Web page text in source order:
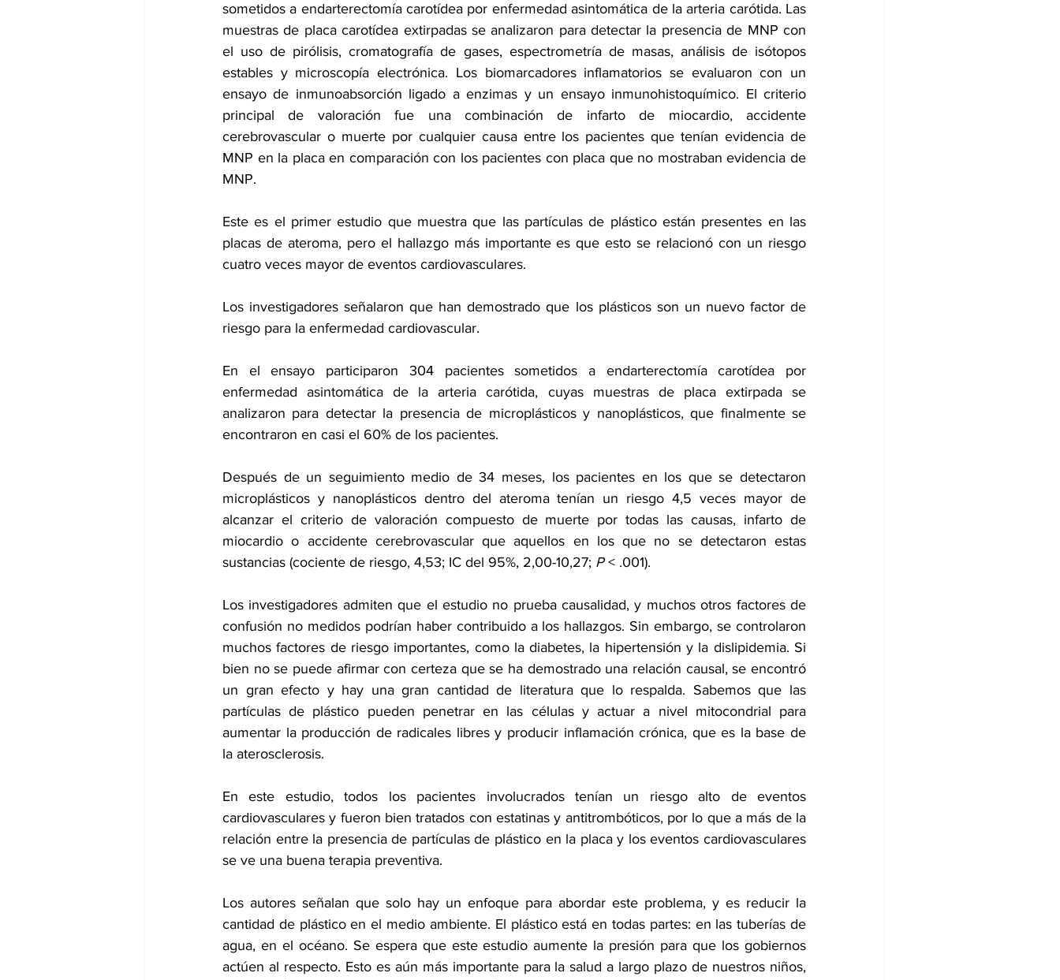
sometidos a endarterectomía carotídea por enfermedad asintomática de la arteria carótida. Las
muestras de placa carotídea extirpadas se analizaron para detectar la presencia de MNP con
el uso de pirólisis, cromatografía de gases, espectrometría de masas, análisis de isótopos
estables y microscopía electrónica. Los biomarcadores inflamatorios se evaluaron con un
ensayo de inmunoabsorción ligado a enzimas y un ensayo inmunohistoquímico. El criterio
principal de valoración fue una combinación de infarto de miocardio, accidente
cerebrovascular o muerte por cualquier causa entre los pacientes que tenían evidencia de
MNP en la placa en comparación con los pacientes con placa que no mostraban evidencia de
MNP.
Este es el primer estudio que muestra que las partículas de plástico están presentes en las
placas de ateroma, pero el hallazgo más importante es que esto se relacionó con un riesgo
cuatro veces mayor de eventos cardiovasculares.
Los investigadores señalaron que han demostrado que los plásticos son un nuevo factor de
riesgo para la enfermedad cardiovascular.
En el ensayo participaron 304 pacientes sometidos a endarterectomía carotídea por
enfermedad asintomática de la arteria carótida, cuyas muestras de placa extirpada se
analizaron para detectar la presencia de microplásticos y nanoplásticos, que finalmente se
encontraron en casi el 60% de los pacientes.
Después de un seguimiento medio de 34 meses, los pacientes en los que se detectaron
microplásticos y nanoplásticos dentro del ateroma tenían un riesgo 4,5 veces mayor de
alcanzar el criterio de valoración compuesto de muerte por todas las causas, infarto de
miocardio o accidente cerebrovascular que aquellos en los que no se detectaron estas
sustancias (cociente de riesgo, 4,53; IC del 95%, 2,00-10,27; P < .001).
Los investigadores admiten que el estudio no prueba causalidad, y muchos otros factores de
confusión no medidos podrían haber contribuido a los hallazgos. Sin embargo, se controlaron
muchos factores de riesgo importantes, como la diabetes, la hipertensión y la dislipidemia. Si
bien no se puede afirmar con certeza que se ha demostrado una relación causal, se encontró
un gran efecto y hay una gran cantidad de literatura que lo respalda. Sabemos que las
partículas de plástico pueden penetrar en las células y actuar a nivel mitocondrial para
aumentar la producción de radicales libres y producir inflamación crónica, que es la base de
la aterosclerosis.
En este estudio, todos los pacientes involucrados tenían un riesgo alto de eventos
cardiovasculares y fueron bien tratados con estatinas y antitrombóticos, por lo que a más de la
relación entre la presencia de partículas de plástico en la placa y los eventos cardiovasculares
se ve una buena terapia preventiva.
Los autores señalan que solo hay un enfoque para abordar este problema, y es reducir la
cantidad de plástico en el medio ambiente. El plástico está en todas partes: en las tuberías de
agua, en el océano. Se espera que este estudio aumente la presión para que los gobiernos
actúen al respecto. Esto es aún más importante para la salud a largo plazo de nuestros niños,